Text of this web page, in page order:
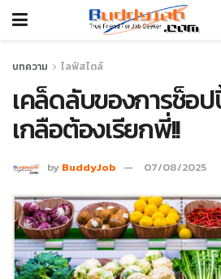
บทความ ไลฟ์สไตล์
เคล็ดลับของการช็อ
เกลือต้องเรียกพี่!!
by BuddyJob 07/08/2025